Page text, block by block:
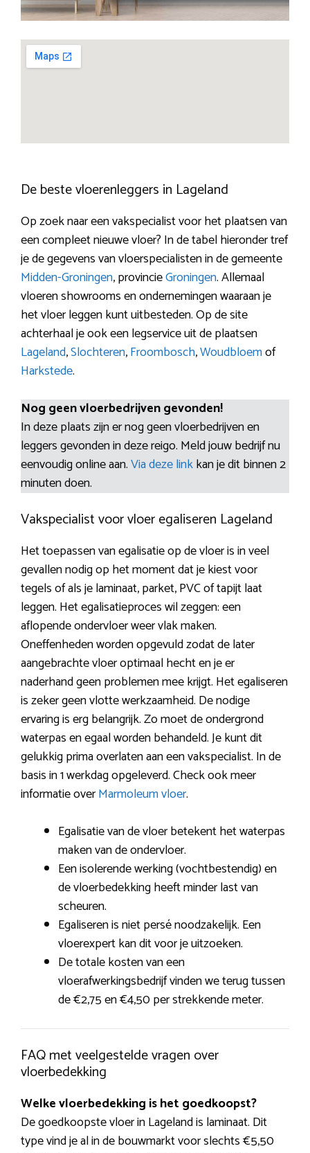
De beste vloerenleggers in Lageland
Op zoek naar een vakspecialist voor het plaatsen van
een compleet nieuwe vloer? In de tabel hieronder tref
je de gegevens van vloerspecialisten in de gemeente
Midden-Groningen, provincieGroningen. Allemaal
vloeren showrooms en ondernemingen waaraan je
het vloer leggen kunt uitbesteden. Op de site
achterhaal je ook een legservice uit de plaatsen
Lageland,Slochteren,Froombosch,Woudbloemof
Harkstede.
Nog geen vloerbedrijven gevonden!
In deze plaats zijn er nog geen vloerbedrijven en
leggers gevonden in deze reigo. Meld jouw bedrijf nu
eenvoudig online aan.Via deze linkkan je dit binnen 2
minuten doen.
Vakspecialist voor vloer egaliseren Lageland
Het toepassen van egalisatie op de vloer is in veel
gevallen nodig op het moment dat je kiest voor
tegels of als je laminaat, parket, PVC of tapijt laat
leggen. Het egalisatieproces wil zeggen: een
aflopende ondervloer weer vlak maken.
Oneffenheden worden opgevuld zodat de later
aangebrachte vloer optimaal hecht en je er
naderhand geen problemen mee krijgt. Het egaliseren
is zeker geen vlotte werkzaamheid. De nodige
ervaring is erg belangrijk. Zo moet de ondergrond
waterpas en egaal worden behandeld. Je kunt dit
gelukkig prima overlaten aan een vakspecialist. In de
basis in 1 werkdag opgeleverd. Check ook meer
informatie overMarmoleum vloer.
Egalisatie van de vloer betekent het waterpas
maken van de ondervloer.
Een isolerende werking (vochtbestendig) en
de vloerbedekking heeft minder last van
scheuren.
Egaliseren is niet persé noodzakelijk. Een
vloerexpert kan dit voor je uitzoeken.
De totale kosten van een
vloerafwerkingsbedrijf vinden we terug tussen
de €2,75 en €4,50 per strekkende meter.
FAQ met veelgestelde vragen over
vloerbedekking
Welke vloerbedekking is het goedkoopst?
De goedkoopste vloer in Lageland is laminaat. Dit
type vind je al in de bouwmarkt voor slechts €5,50